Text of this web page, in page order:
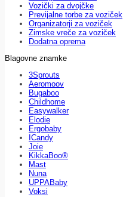
Vozički za dvojčke
Previjalne torbe za voziček
Organizatorji za voziček
Zimske vreče za voziček
Dodatna oprema
Blagovne znamke
3Sprouts
Aeromoov
Bugaboo
Childhome
Easywalker
Elodie
Ergobaby
ICandy
Joie
KikkaBoo®
Mast
Nuna
UPPABaby
Voksi